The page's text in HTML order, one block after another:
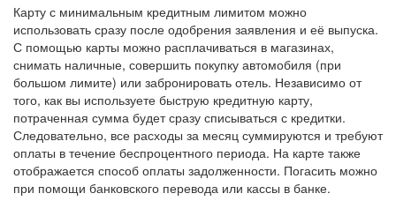
Карту с минимальным кредитным лимитом можно
использовать сразу после одобрения заявления и её выпуска.
С помощью карты можно расплачиваться в магазинах,
снимать наличные, совершить покупку автомобиля (при
большом лимите) или забронировать отель. Независимо от
того, как вы используете быструю кредитную карту,
потраченная сумма будет сразу списываться с кредитки.
Следовательно, все расходы за месяц суммируются и требуют
оплаты в течение беспроцентного периода. На карте также
отображается способ оплаты задолженности. Погасить можно
при помощи банковского перевода или кассы в банке.